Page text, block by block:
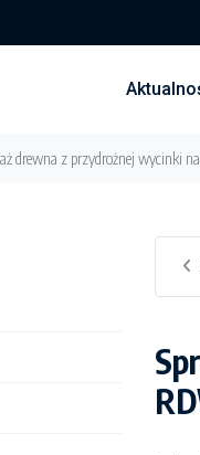
drewna z przydrożnej wycinki